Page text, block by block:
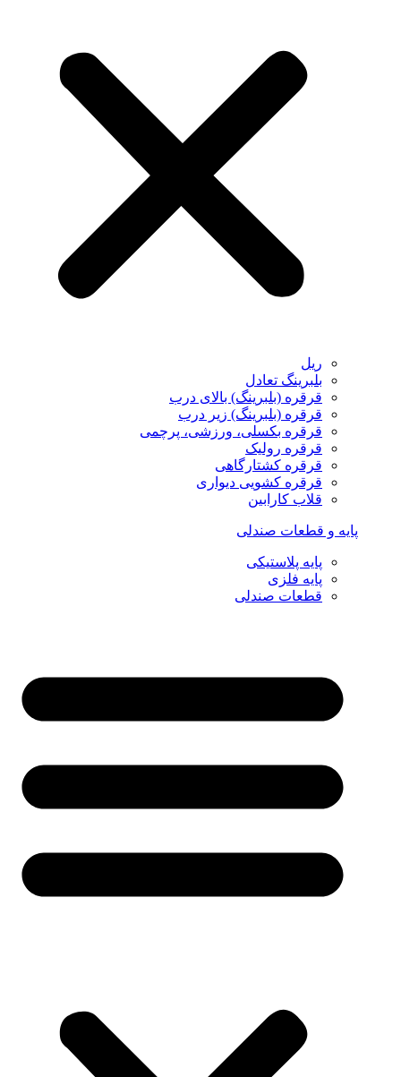
ریل
بلبرینگ تعادل
قرقره (بلبرینگ) بالای درب
قرقره (بلبرینگ) زیر درب
قرقره بکسلی، ورزشی، پرچمی
قرقره رولیک
قرقره کشتارگاهی
قرقره کشویی دیواری
قلاب کارابین
پایه و قطعات صندلی
پایه پلاستیکی
پایه فلزی
قطعات صندلی